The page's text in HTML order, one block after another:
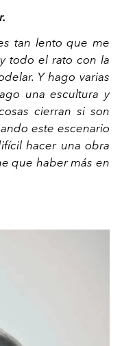
tan lento que me
todo el rato con la
Y hago varias
una escultura y
cierran si son
este escenario
hacer una obra
que haber más en